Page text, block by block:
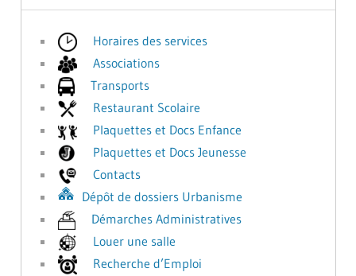
Horaires des services
Associations
Transports
Restaurant Scolaire
Plaquettes et Docs Enfance
Plaquettes et Docs Jeunesse
Contacts
Dépôt de dossiers Urbanisme
Démarches Administratives
Louer une salle
Recherche d’Emploi